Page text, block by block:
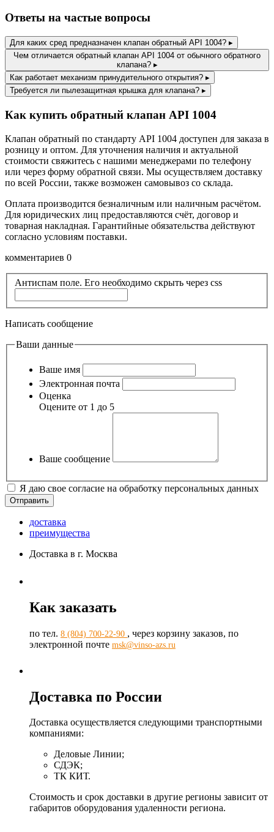
Ответы на частые вопросы
Для каких сред предназначен клапан обратный API 1004? ▸
Чем отличается обратный клапан API 1004 от обычного обратного
клапана? ▸
Как работает механизм принудительного открытия? ▸
Требуется ли пылезащитная крышка для клапана? ▸
Как купить обратный клапан API 1004
Клапан обратный по стандарту API 1004 доступен для заказа в
розницу и оптом. Для уточнения наличия и актуальной
стоимости свяжитесь с нашими менеджерами по телефону
или через форму обратной связи. Мы осуществляем доставку
по всей России, также возможен самовывоз со склада.
Оплата производится безналичным или наличным расчётом.
Для юридических лиц предоставляются счёт, договор и
товарная накладная. Гарантийные обязательства действуют
согласно условиям поставки.
комментариев 0
Антиспам поле. Его необходимо скрыть через css
Написать сообщение
Ваши данные
Ваше имя
Электронная почта
Оценка
Оцените от 1 до 5
Ваше сообщение
Я даю свое согласие на обработку персональных данных
доставка
преимущества
Доставка в г. Москва
Как заказать
по тел. 8 (804) 700-22-90 , через корзину заказов, по
электронной почте msk@vinso-azs.ru
Доставка по России
Доставка осуществляется следующими транспортными
компаниями:
Деловые Линии;
СДЭК;
ТК КИТ.
Стоимость и срок доставки в другие регионы зависит от
габаритов оборудования удаленности региона.